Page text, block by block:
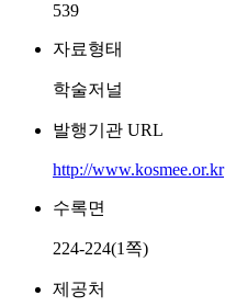
539
자료형태
학술저널
발행기관 URL
http://www.kosmee.or.kr
수록면
224-224(1쪽)
제공처